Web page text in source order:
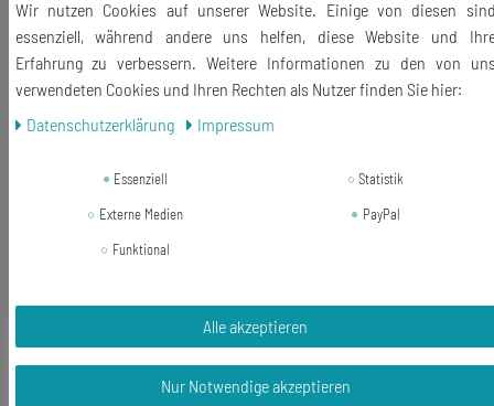
Material Knöpfe: antike Schreibmaschinentaste, Metall, Glas
Knopfmechanik: versilbert
Größe der Knöpfe: 16mm
Lieferumfang: 1 Paar Manschettenknöpfe + Box
ABC alte Schreibmaschinentaste
Taste Armband WUNSCH BUCHSTABE
Initialen schwarz
Wir nutzen Cookies auf unserer Website. Einige von diesen
essenziell, während andere uns helfen, diese Website und
Erfahrung zu verbessern. Weitere Informationen zu den von
verwendeten Cookies und Ihren Rechten als Nutzer finden Sie hier:
Daten­schutz­erklärung
Impressum
Essenziell
Statistik
Externe Medien
PayPal
Funktional
Alle akzeptieren
Nur Notwendige akzeptieren